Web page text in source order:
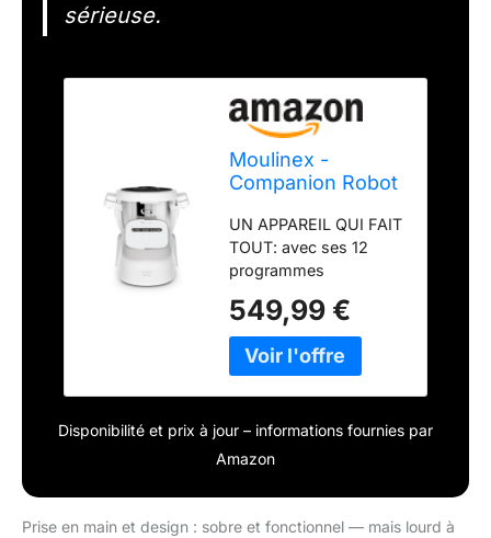
sérieuse.
Moulinex -
Companion Robot
XL - 3 L - Gris
UN APPAREIL QUI FAIT
TOUT: avec ses 12
programmes
mode manuel,
Companion est le robot
cuiseur qui fait tout
permet de cuisiner
pour 10personnes et
les occasions, aussi
bien pour le quotidien
549,99 €
Disponibilité et prix à jour – informations fournies par
Amazon
Prise en main et design : sobre et fonctionnel — mais lourd à